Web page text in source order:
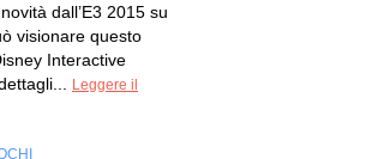
dall’E3 2015 su
visionare questo
Interactive
Leggere il